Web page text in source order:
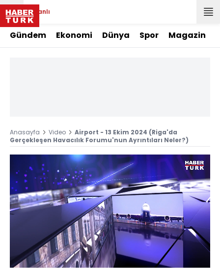
Canlı
Gündem Ekonomi Dünya Spor Magazin
Anasayfa Video
Airport - 13 Ekim 2024 (Riga'da
Gerçekleşen Havacılık Forumu'nun Ayrıntıları Neler?)
Sesi
Aç
Yüklendi:
1.82%
Oynatma
Hızı